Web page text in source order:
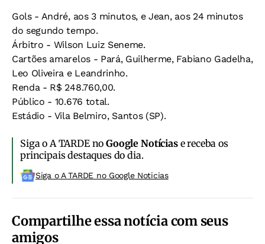
Gols - André, aos 3 minutos, e Jean, aos 24 minutos
do segundo tempo.
Árbitro - Wilson Luiz Seneme.
Cartões amarelos - Pará, Guilherme, Fabiano Gadelha,
Leo Oliveira e Leandrinho.
Renda - R$ 248.760,00.
Público - 10.676 total.
Estádio - Vila Belmiro, Santos (SP).
Siga o A TARDE noGoogle Notíciase receba os
principais destaques do dia.
Siga o A TARDE no Google Noticias
Compartilhe essa notícia com seus
amigos